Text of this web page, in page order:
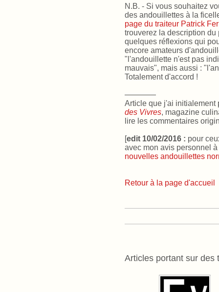
N.B. - Si vous souhaitez
des andouillettes à la
page du traiteur Patrick
trouverez la description
quelques réflexions qui
encore amateurs
"l'andouillette n'est pas
mauvais", mais aussi :
Totalement d'accord !
————
Article que j'ai
des Vivres, magazine
lire les commentaires
[edit 10/02/2016 : pour
avec mon avis personnel
nouvelles andouillettes
Retour à la page d'accueil
Articles portant sur des